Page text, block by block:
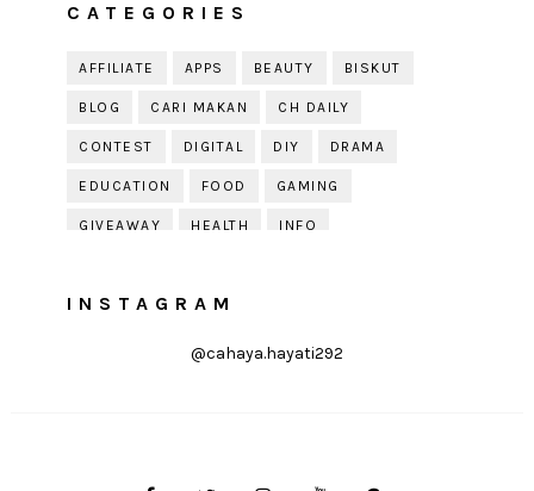
CATEGORIES
AFFILIATE APPS BEAUTY BISKUT
BLOG CARI MAKAN CH DAILY
CONTEST DIGITAL DIY DRAMA
EDUCATION FOOD GAMING
GIVEAWAY HEALTH INFO
KISAH KEHIDUPAN
LELAKI
INSTAGRAM
@cahaya.hayati292